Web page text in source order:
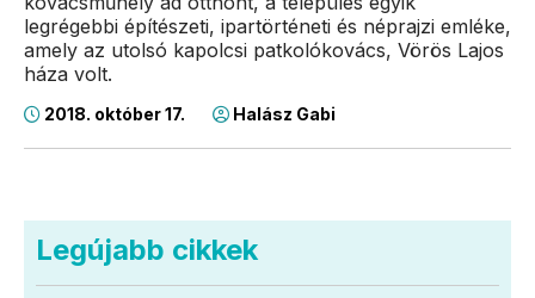
legrégebbi építészeti, ipartörténeti és néprajzi emléke,
amely az utolsó kapolcsi patkolókovács, Vörös Lajos
háza volt.
2018. október 17. Halász Gabi
Legújabb cikkek